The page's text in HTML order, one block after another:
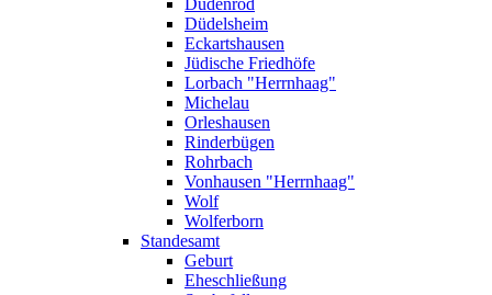
Dudenrod
Düdelsheim
Eckartshausen
Jüdische Friedhöfe
Lorbach "Herrnhaag"
Michelau
Orleshausen
Rinderbügen
Rohrbach
Vonhausen "Herrnhaag"
Wolf
Wolferborn
Standesamt
Geburt
Eheschließung